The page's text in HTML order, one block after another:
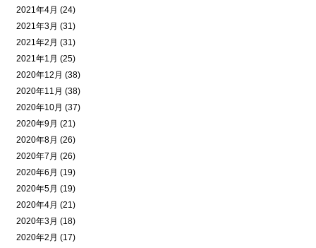
2021年4月 (24)
2021年3月 (31)
2021年2月 (31)
2021年1月 (25)
2020年12月 (38)
2020年11月 (38)
2020年10月 (37)
2020年9月 (21)
2020年8月 (26)
2020年7月 (26)
2020年6月 (19)
2020年5月 (19)
2020年4月 (21)
2020年3月 (18)
2020年2月 (17)